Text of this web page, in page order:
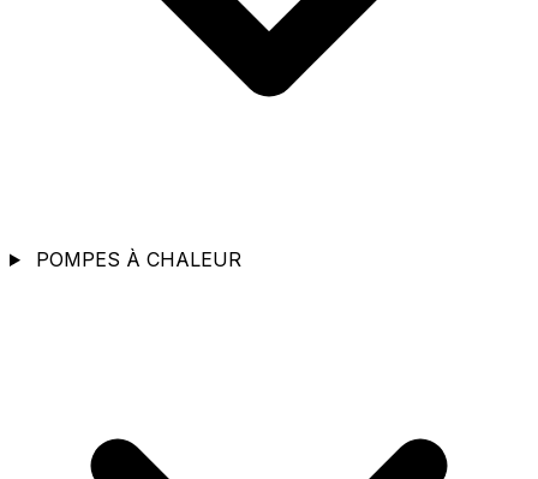
POMPES À CHALEUR